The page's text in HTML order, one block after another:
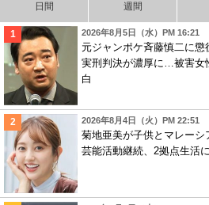
日間 週間
2026年8月5日（水）PM 16:21
元ジャンポケ斉藤慎二に
実刑判決が濃厚に…被害女
白
2026年8月4日（火）PM 22:51
菊地亜美が子供とマレー
芸能活動継続、2拠点生活